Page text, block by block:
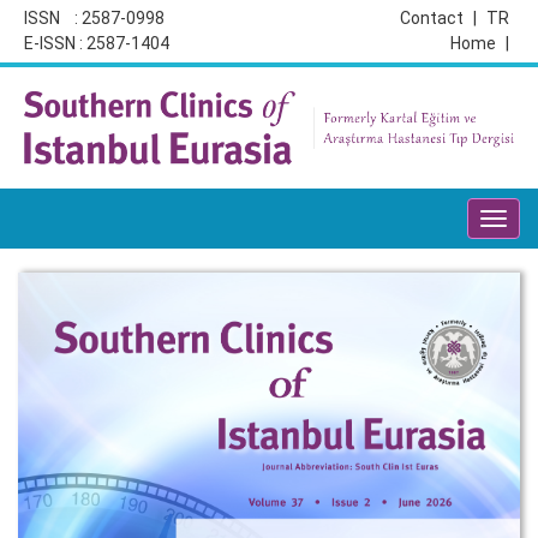
ISSN : 2587-0998
E-ISSN : 2587-1404
TR
Contact
Home